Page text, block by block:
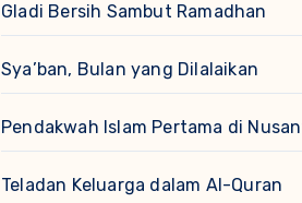
Gladi Bersih Sambut Ramadhan
Sya’ban, Bulan yang Dilalaikan
Pendakwah Islam Pertama di
Teladan Keluarga dalam Al-Quran